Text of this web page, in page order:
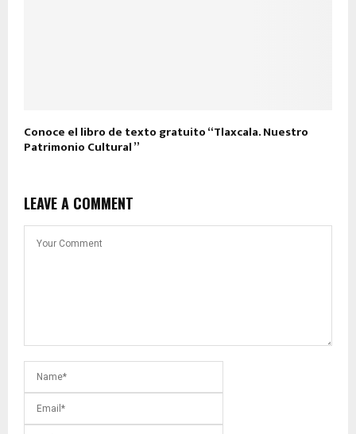
Conoce el libro de texto gratuito “Tlaxcala. Nuestro
Patrimonio Cultural ”
LEAVE A COMMENT